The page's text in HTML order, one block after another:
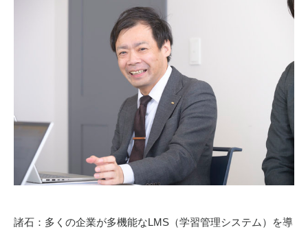
諸石：多くの企業が多機能なLMS （学習管理システム）を導